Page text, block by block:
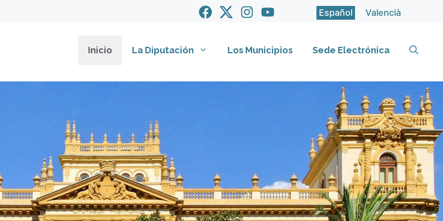
Español Valencià
Inicio La Diputación Los Municipios Sede Electrónica